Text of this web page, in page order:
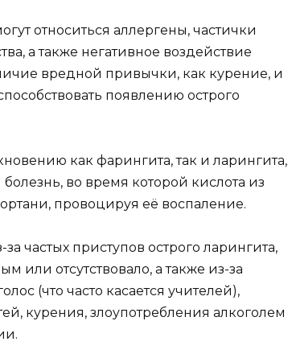
относиться аллергены, частички
а также негативное воздействие
вредной привычки, как курение, и
появлению острого
как фарингита, так и ларингита,
во время которой кислота из
провоцируя её воспаление.
частых приступов острого ларингита,
или отсутствовало, а также из-за
(что часто касается учителей),
курения, злоупотребления алкоголем